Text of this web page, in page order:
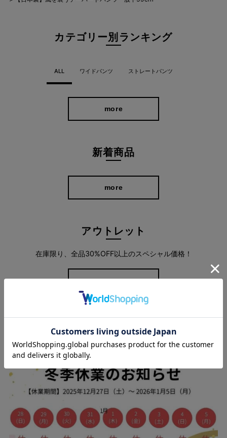
カテゴリー別ランキング
ALL ワイドパンツ ストレートパンツ
more
新着商品
more
アウトレット
在庫限り、全品30%OFF以上のスペシャル価格！
more